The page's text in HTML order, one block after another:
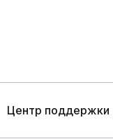
Центр поддержки